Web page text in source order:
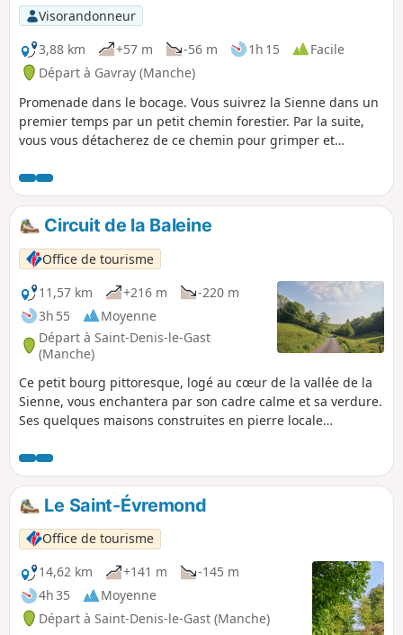
Visorandonneur
3,88 km
+57 m -56 m 1h 15
Facile
Départ à Gavray (Manche)
Promenade dans le bocage. Vous suivrez la Sienne dans un
premier temps par un petit chemin forestier. Par la suite,
vous vous détacherez de ce chemin pour grimper et
rivière jusqu'à un petit chalet au point culminant.
Circuit de la Baleine
Office de tourisme
11,57 km
+216 m
-220 m
3h 55
Moyenne
Départ à Saint-Denis-le-Gast
(Manche)
Ce petit bourg pittoresque, logé au cœur de la vallée de la
Sienne, vous enchantera par son cadre calme et sa verdure.
Ses quelques maisons construites en pierre locale
cette vallée sont couverts de hêtres dont le bois dur et
homogène est utilisé tant en menuiserie qu'en ébénisterie
et plus simplement en bois de chauffage.
Le Saint-Évremond
Office de tourisme
14,62 km
+141 m
-145 m
4h 35
Moyenne
Départ à Saint-Denis-le-Gast (Manche)